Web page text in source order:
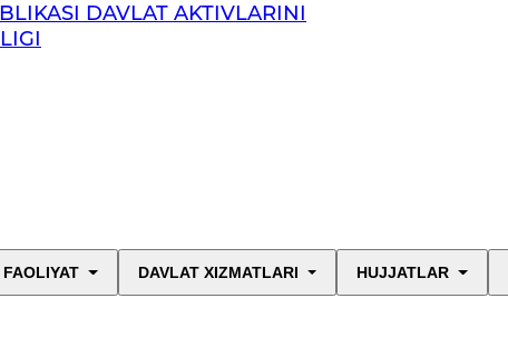
DAVLAT AKTIVLARINI
FAOLIYAT DAVLAT XIZMATLARI HUJJATLAR